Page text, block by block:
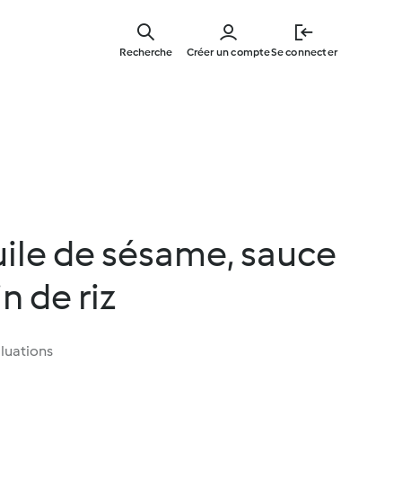
main
Créer un compteSe connecter
Recherche
de sésame, sauce
de riz